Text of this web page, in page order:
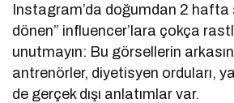
Instagram’da doğumdan 2 hafta
dönen” influencer’lara çokça
unutmayın: Bu görsellerin
antrenörler, diyetisyen orduları,
de gerçek dışı anlatımlar var.